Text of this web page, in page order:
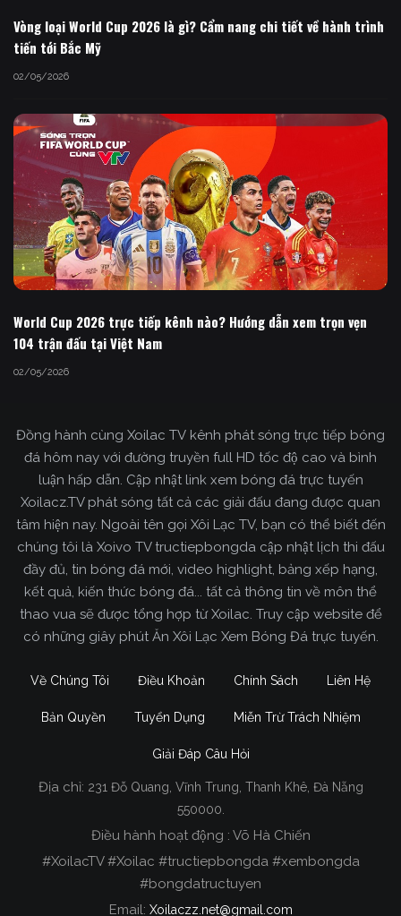
Vòng loại World Cup 2026 là gì? Cẩm nang chi tiết về hành trình
tiến tới Bắc Mỹ
02/05/2026
World Cup 2026 trực tiếp kênh nào? Hướng dẫn xem trọn vẹn
104 trận đấu tại Việt Nam
02/05/2026
Đồng hành cùng Xoilac TV kênh phát sóng trực tiếp bóng
đá hôm nay với đường truyền full HD tốc độ cao và bình
luận hấp dẫn. Cập nhật link xem bóng đá trực tuyến
Xoilacz.TV phát sóng tất cả các giải đấu đang được quan
tâm hiện nay. Ngoài tên gọi Xôi Lạc TV, bạn có thể biết đến
chúng tôi là Xoivo TV tructiepbongda cập nhật lịch thi đấu
đầy đủ, tin bóng đá mới, video highlight, bảng xếp hạng,
kết quả, kiến thức bóng đá... tất cả thông tin về môn thể
thao vua sẽ được tổng hợp từ Xoilac. Truy cập website để
có những giây phút Ăn Xôi Lạc Xem Bóng Đá trực tuyến.
Về Chúng Tôi Điều Khoản Chính Sách Liên Hệ
Bản Quyền Tuyển Dụng Miễn Trừ Trách Nhiệm
Giải Đáp Câu Hỏi
Địa chỉ: 231 Đỗ Quang, Vĩnh Trung, Thanh Khê, Đà Nẵng
550000.
Điều hành hoạt động : Võ Hà Chiến
#XoilacTV #Xoilac #tructiepbongda #xembongda
#bongdatructuyen
Email: Xoilaczz.net@gmail.com